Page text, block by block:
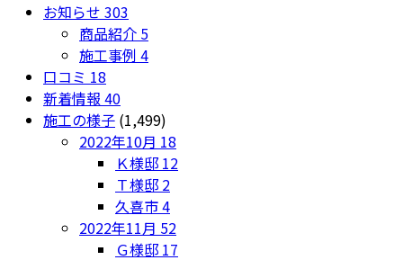
お知らせ 303
商品紹介 5
施工事例 4
口コミ 18
新着情報 40
施工の様子 (1,499)
2022年10月 18
Ｋ様邸 12
Ｔ様邸 2
久喜市4
2022年11月 52
Ｇ様邸 17